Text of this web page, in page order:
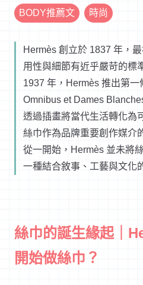
BODY推薦文 時尚
Hermès 創立於 1837 年，
用性與細節有近乎嚴苛的標
1937 年，Hermès 推出第
Omnibus et Dames
透過插畫將當代生活轉化為
絲巾作為品牌重要創作媒介
從一開始，Hermès 並未將
一種結合敘事、工藝與文化
絲巾的誕生緣起｜
開始做絲巾？